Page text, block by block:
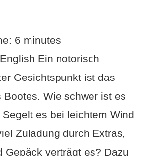
6 minutes
Ein notorisch
Gesichtspunkt ist das
Bootes. Wie schwer ist es
es bei leichtem Wind
Zuladung durch Extras,
Gepäck verträgt es? Dazu